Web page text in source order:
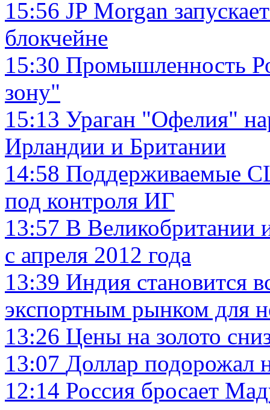
15:56 JP Morgan
блокчейне
15:30 Промышленность
зону"
15:13 Ураган "Офелия"
Ирландии и Британии
14:58 Поддерживаемые
под контроля ИГ
13:57 В Великобритании
с апреля 2012 года
13:39 Индия становится
экспортным рынком для
13:26 Цены на золото
13:07 Доллар подорожал
12:14 Россия бросает